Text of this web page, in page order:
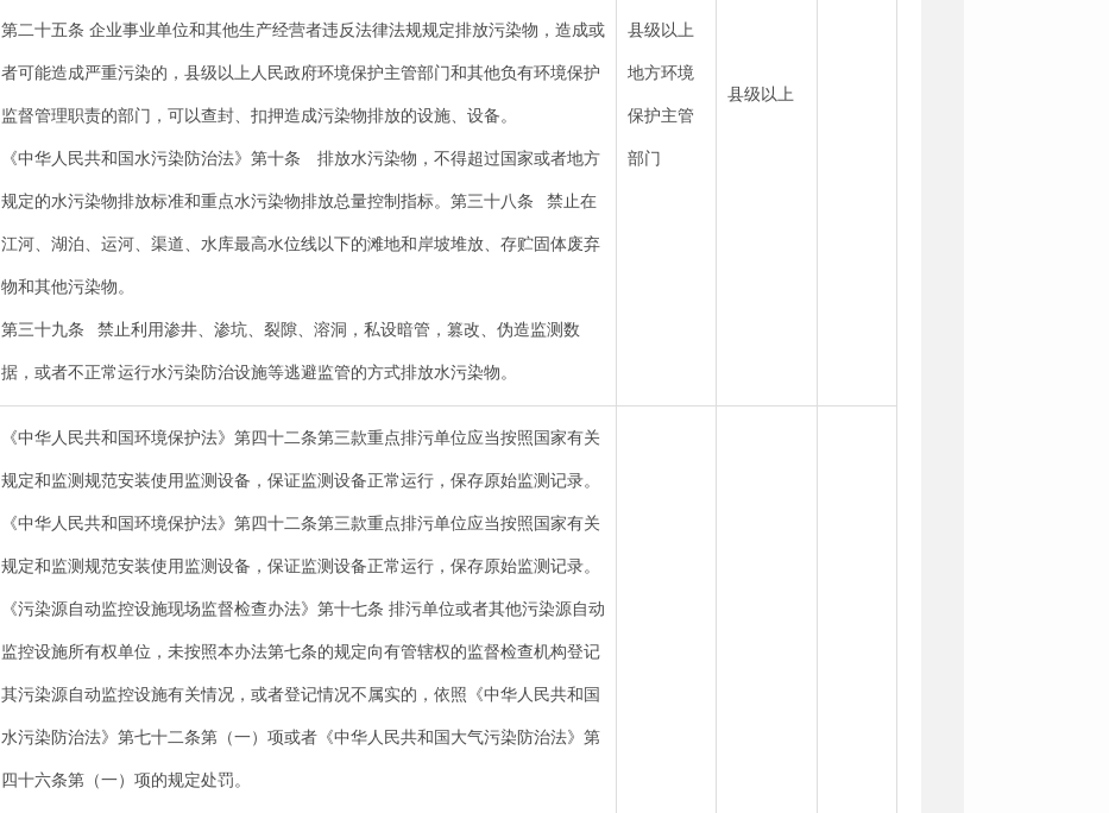
第二十五条 企业事业单位和其他生产经营者违反法律法规规定排放污染物，造成或
者可能造成严重污染的，县级以上人民政府环境保护主管部门和其他负有环境保护
监督管理职责的部门，可以查封、扣押造成污染物排放的设施、设备。
《中华人民共和国水污染防治法》第十条 排放水污染物，不得超过国家或者地方
规定的水污染物排放标准和重点水污染物排放总量控制指标。第三十八条 禁止在
江河、湖泊、运河、渠道、水库最高水位线以下的滩地和岸坡堆放、存贮固体废弃
物和其他污染物。
第三十九条 禁止利用渗井、渗坑、裂隙、溶洞，私设暗管，篡改、伪造监测数
据，或者不正常运行水污染防治设施等逃避监管的方式排放水污染物。
县级以上
地方环境
保护主管
部门
县级以上
《中华人民共和国环境保护法》第四十二条第三款重点排污单位应当按照国家有关
规定和监测规范安装使用监测设备，保证监测设备正常运行，保存原始监测记录。
《中华人民共和国环境保护法》第四十二条第三款重点排污单位应当按照国家有关
规定和监测规范安装使用监测设备，保证监测设备正常运行，保存原始监测记录。
《污染源自动监控设施现场监督检查办法》第十七条 排污单位或者其他污染源自动
监控设施所有权单位，未按照本办法第七条的规定向有管辖权的监督检查机构登记
其污染源自动监控设施有关情况，或者登记情况不属实的，依照《中华人民共和国
水污染防治法》第七十二条第（一）项或者《中华人民共和国大气污染防治法》第
四十六条第（一）项的规定处罚。